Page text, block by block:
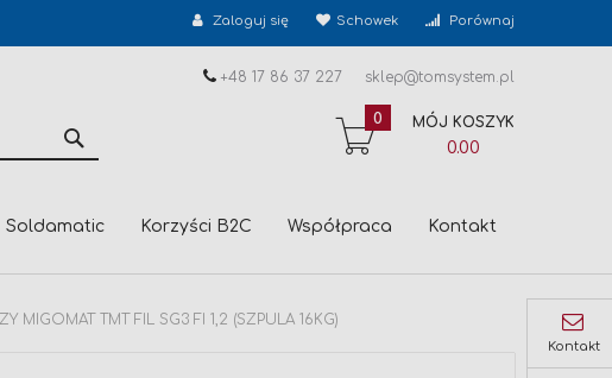
Zaloguj się Schowek Porównaj
+48 17 86 37 227 sklep@tomsystem.pl
MÓJ KOSZYK
0.00
0
Soldamatic Korzyści B2C Współpraca Kontakt
MIGOMAT TMT FIL SG3 FI 1,2 (SZPULA 16KG)
Kontakt